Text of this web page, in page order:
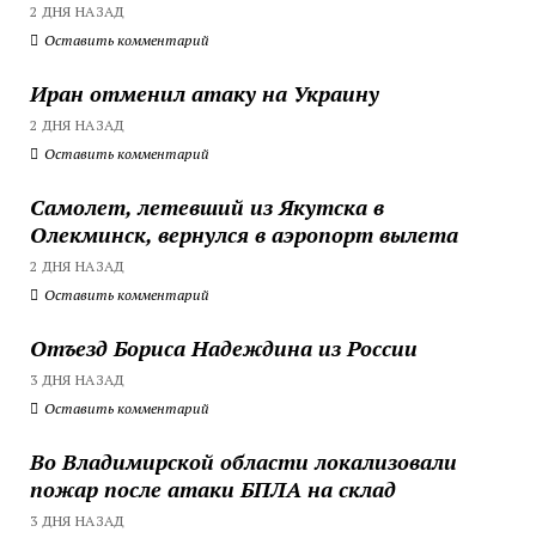
2 ДНЯ НАЗАД
Оставить комментарий
Иран отменил атаку на Украину
2 ДНЯ НАЗАД
Оставить комментарий
Самолет, летевший из Якутска в
Олекминск, вернулся в аэропорт вылета
2 ДНЯ НАЗАД
Оставить комментарий
Отъезд Бориса Надеждина из России
3 ДНЯ НАЗАД
Оставить комментарий
Во Владимирской области локализовали
пожар после атаки БПЛА на склад
3 ДНЯ НАЗАД